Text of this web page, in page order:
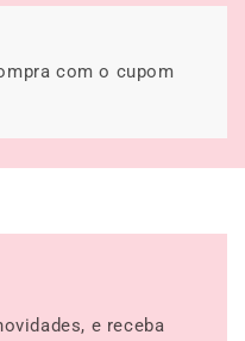
com o cupom
e receba